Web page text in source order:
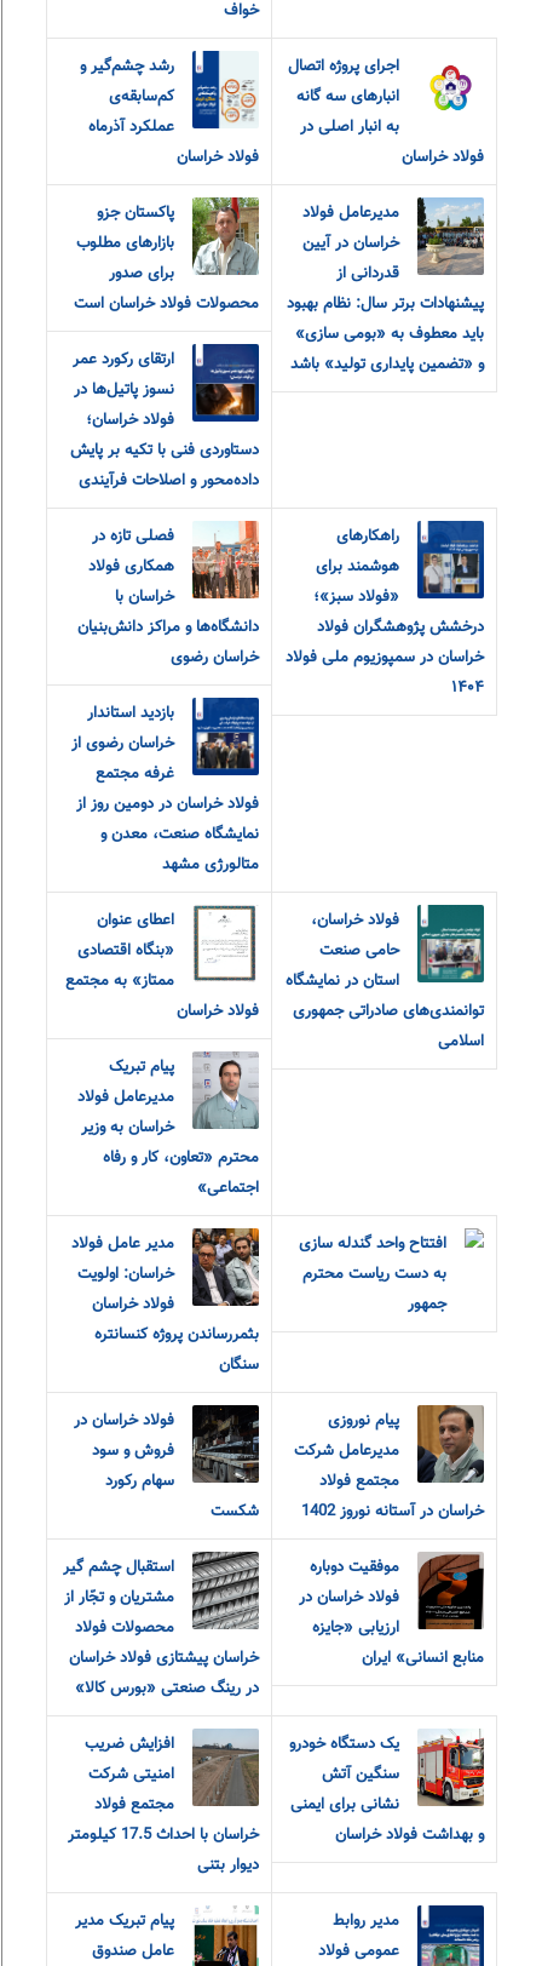
خواف
اجرای پروژه اتصال
انبارهای سه گانه
به انبار اصلی در
فولاد خراسان
رشد چشم‌گیر و
کم‌سابقه‌ی
عملکرد آذرماه
فولاد خراسان
مدیرعامل فولاد
خراسان در آیین
قدردانی از
پیشنهادات برتر سال: نظام بهبود
باید معطوف به «بومی سازی»
و «تضمین پایداری تولید» باشد
پاکستان جزو
بازارهای مطلوب
برای صدور
محصولات فولاد خراسان است
ارتقای رکورد عمر
نسوز پاتیل‌ها در
فولاد خراسان؛
دستاوردی فنی با تکیه بر پایش
داده‌محور و اصلاحات فرآیندی
راهکارهای
هوشمند برای
«فولاد سبز»؛
درخشش پژوهشگران فولاد
خراسان در سمپوزیوم ملی فولاد
۱۴۰۴
فصلی تازه در
همکاری فولاد
خراسان با
دانشگاه‌ها و مراکز دانش‌بنیان
خراسان رضوی
بازدید استاندار
خراسان رضوی از
غرفه مجتمع
فولاد خراسان در دومین روز از
نمایشگاه صنعت، معدن و
متالورژی مشهد
فولاد خراسان،
حامی صنعت
استان در نمایشگاه
توانمندی‌های صادراتی جمهوری
اسلامی
اعطای عنوان
«بنگاه اقتصادی
ممتاز» به مجتمع
فولاد خراسان
پیام تبریک
مدیرعامل فولاد
خراسان به وزیر
محترم «تعاون، کار و رفاه
اجتماعی»
افتتاح واحد گندله سازی
به دست ریاست محترم
جمهور
مدیر عامل فولاد
خراسان: اولویت
فولاد خراسان
بثمررساندن پروژه کنسانتره
سنگان
پیام نوروزی
مدیرعامل شرکت
مجتمع فولاد
خراسان در آستانه نوروز 1402
فولاد خراسان در
فروش و سود
سهام رکورد
شکست
موفقیت دوباره
فولاد خراسان در
ارزیابی «جایزه
منابع انسانی» ایران
استقبال چشم گیر
مشتریان و تجّار از
محصولات فولاد
خراسان پیشتازی فولاد خراسان
در رینگ صنعتی «بورس کالا»
یک دستگاه خودرو
سنگین آتش
نشانی برای ایمنی
و بهداشت فولاد خراسان
افزایش ضریب
امنیتی شرکت
مجتمع فولاد
خراسان با احداث 17.5 کیلومتر
دیوار بتنی
مدیر روابط
عمومی فولاد
پیام تبریک مدیر
عامل صندوق